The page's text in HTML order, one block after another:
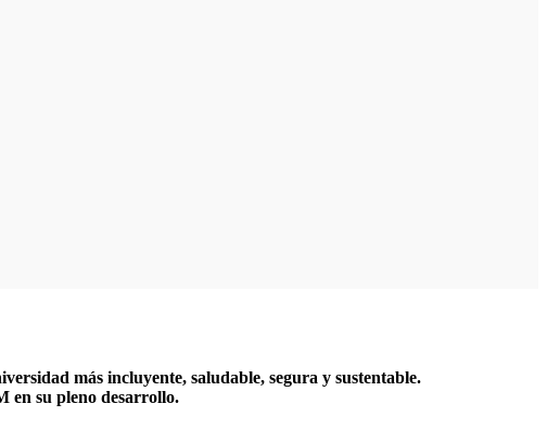
más incluyente, saludable, segura y sustentable.
en su pleno desarrollo.